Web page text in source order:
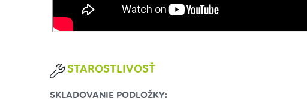
STAROSTLIVOSŤ
SKLADOVANIE PODLOŽKY: